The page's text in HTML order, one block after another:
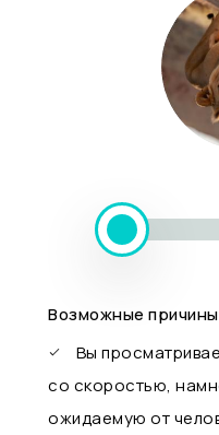
Возможные
Вы
со скоростью,
ожидаемую от